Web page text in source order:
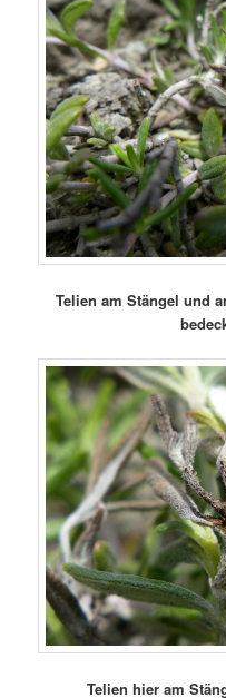
Telien am Stängel und
Telien hier am